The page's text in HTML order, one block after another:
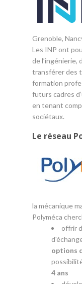
Grenoble,
Les INP ont
de l’ingénierie,
transférer des
formation
futurs cadres
en tenant
sociétaux.
Le réseau
la mécanique
Polyméca
offrir
options
4 ans